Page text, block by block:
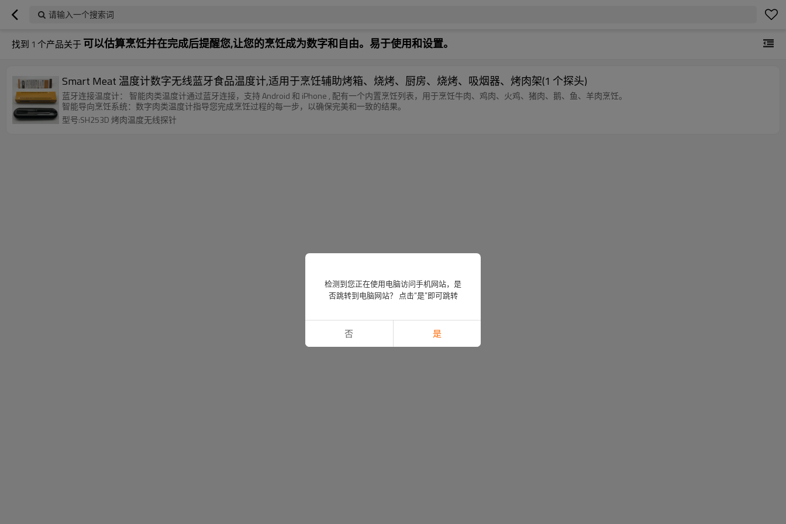
请输入一个搜索词
找到 1 个产品关于可以估算烹饪并在完成后提醒您,让您的烹饪成为数字和自由。易于使用和设置。
Smart Meat 温度计数字无线蓝牙食品温度计,适用于烹饪辅助烤箱、烧烤、厨房、烧烤、吸烟器、烤肉架(1 个探头)
蓝牙连接温度计： 智能肉类温度计通过蓝牙连接，支持 Android 和 iPhone , 配有一个内置烹饪列表，用于烹饪牛肉、鸡肉、火鸡、猪肉、鹅、鱼、羊肉烹饪。
智能导向烹饪系统：数字肉类温度计指导您完成烹饪过程的每一步，以确保完美和一致的结果。
型号:SH253D 烤肉温度无线探针
检测到您正在使用电脑访问手机网站，是
否跳转到电脑网站？ 点击“是”即可跳转
否 是